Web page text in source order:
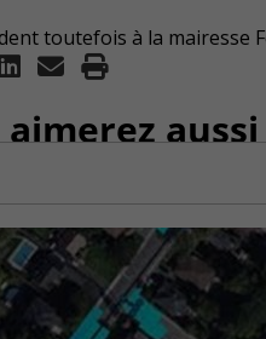
toutefois à la mairesse
aimerez aussi